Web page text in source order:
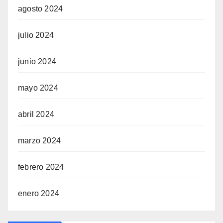
agosto 2024
julio 2024
junio 2024
mayo 2024
abril 2024
marzo 2024
febrero 2024
enero 2024